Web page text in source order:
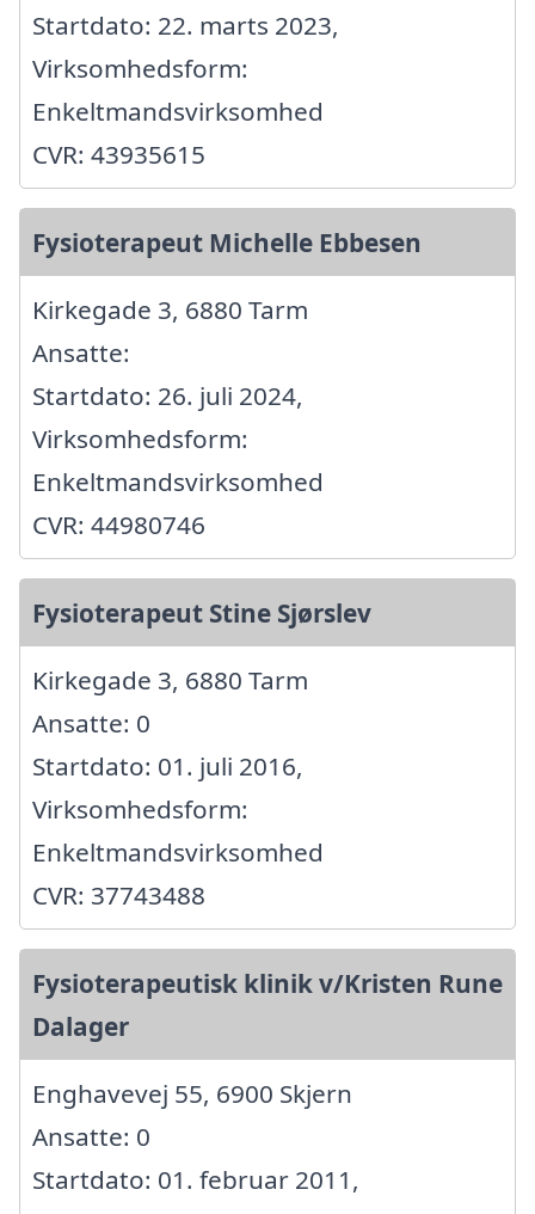
Startdato: 22. marts 2023,
Virksomhedsform:
Enkeltmandsvirksomhed
CVR: 43935615
Fysioterapeut Michelle Ebbesen
Kirkegade 3, 6880 Tarm
Ansatte:
Startdato: 26. juli 2024,
Virksomhedsform:
Enkeltmandsvirksomhed
CVR: 44980746
Fysioterapeut Stine Sjørslev
Kirkegade 3, 6880 Tarm
Ansatte: 0
Startdato: 01. juli 2016,
Virksomhedsform:
Enkeltmandsvirksomhed
CVR: 37743488
Fysioterapeutisk klinik v/Kristen Rune
Dalager
Enghavevej 55, 6900 Skjern
Ansatte: 0
Startdato: 01. februar 2011,